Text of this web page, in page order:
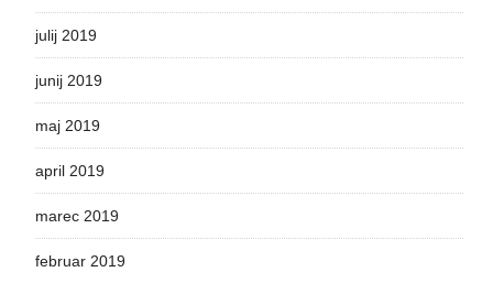
julij 2019
junij 2019
maj 2019
april 2019
marec 2019
februar 2019